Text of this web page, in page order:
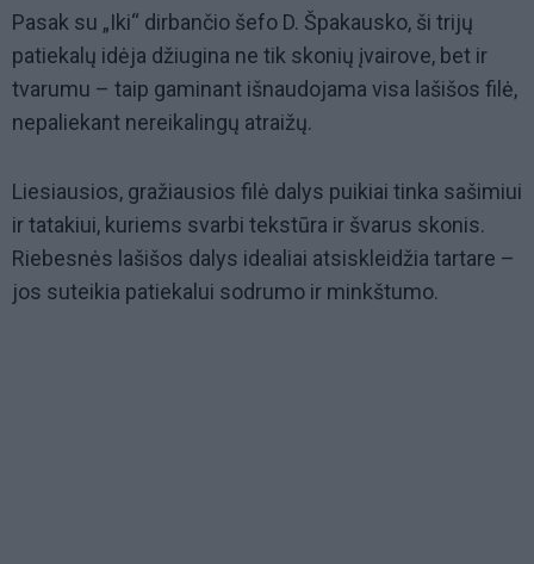
Pasak su „Iki“ dirbančio šefo D. Špakausko, ši trijų
patiekalų idėja džiugina ne tik skonių įvairove, bet ir
tvarumu – taip gaminant išnaudojama visa lašišos filė,
nepaliekant nereikalingų atraižų.
Liesiausios, gražiausios filė dalys puikiai tinka sašimiui
ir tatakiui, kuriems svarbi tekstūra ir švarus skonis.
Riebesnės lašišos dalys idealiai atsiskleidžia tartare –
jos suteikia patiekalui sodrumo ir minkštumo.